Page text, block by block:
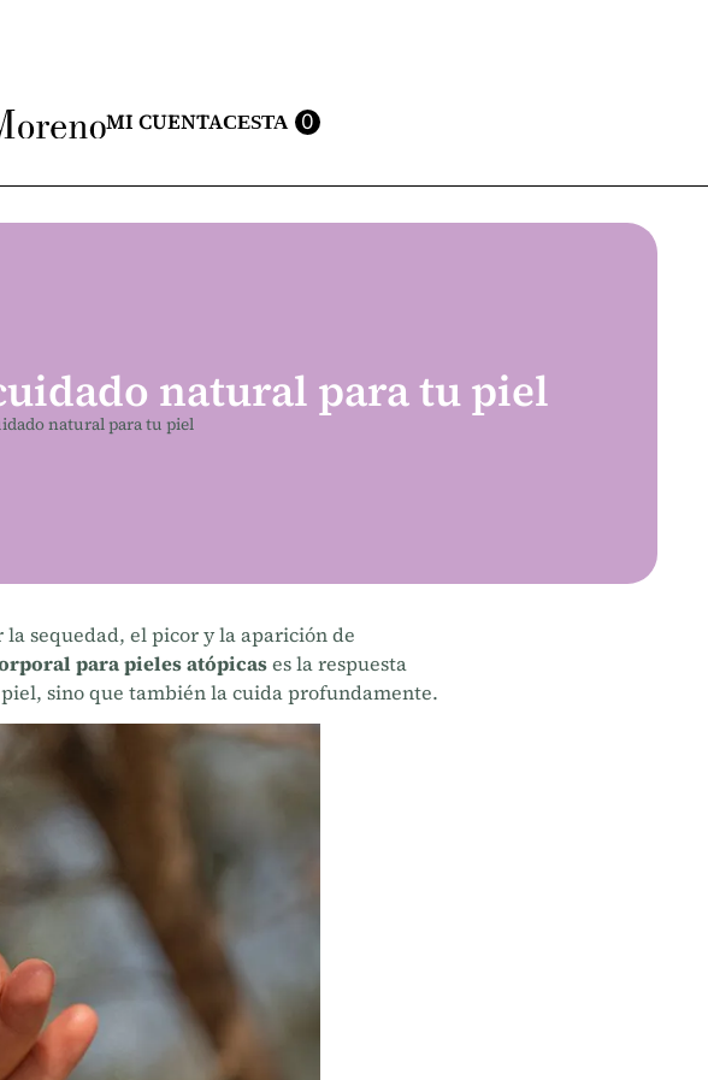
MI CUENTA 0
natural para tu piel
natural para tu piel
sequedad, el picor y la aparición de
para pieles atópicases la respuesta
sino que también la cuida profundamente.